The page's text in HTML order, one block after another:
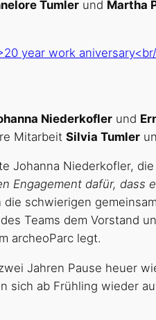
Tumler und Martha
Niederkofler und
Mitarbeit Silvia Tumler
Johanna Niederkofler,
Engagement dafür, dass
schwierigen
Teams dem Vorstand
archeoParc legt.
Jahren Pause heuer
sich ab Frühling wieder